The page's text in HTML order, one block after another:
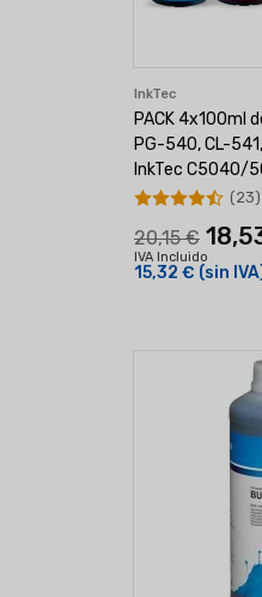
InkTec
PACK 4x100ml
PG-540, CL-
InkTec C5040/
20,15 €
IVA Incluido
15,32 € (sin
(23)